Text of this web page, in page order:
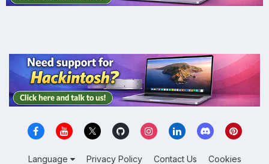
Language Privacy Policy Contact Us Cookies